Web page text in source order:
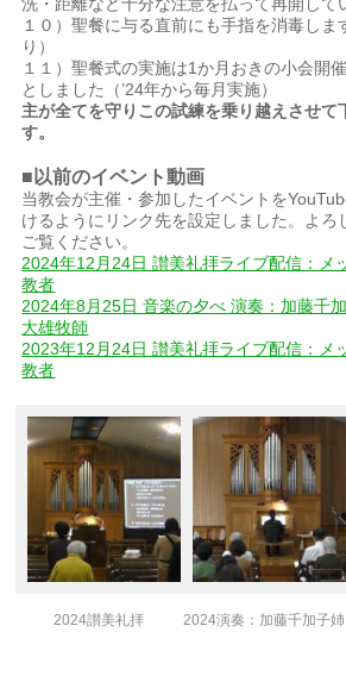
１０）聖餐に与る直前にも手指を消毒しま
り）
１１）聖餐式の実施は1か月おきの小会開
としました（’24年から毎月実施）
主が全てを守りこの試練を乗り越えさせて
す。
■以前のイベント動画
当教会が主催・参加したイベントを
けるようにリンク先を設定しました。よろ
ご覧ください。
2024年12月24日 讃美礼拝ライブ配信：メ
教者
2024年8月25日 音楽の夕べ 演奏：加藤千
大雄牧師
2023年12月24日 讃美礼拝ライブ配信：メ
教者
2024讃美礼拝 2024演奏：加藤千加子姉